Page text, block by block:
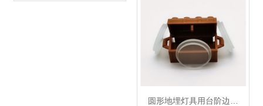
圆形地埋灯具用台阶边…